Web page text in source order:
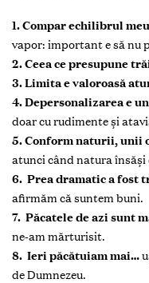
1. Compar echilibrul
vapor: important e să nu
2. Ceea ce presupune
3. Limita e valoroasă
4. Depersonalizarea e
doar cu rudimente şi
5. Conform naturii, unii
atunci când natura însăşi
6. Prea dramatic a fost
afirmăm că suntem buni.
7. Păcatele de azi sunt
ne-am mărturisit.
8. Ieri păcătuiam mai…
de Dumnezeu.